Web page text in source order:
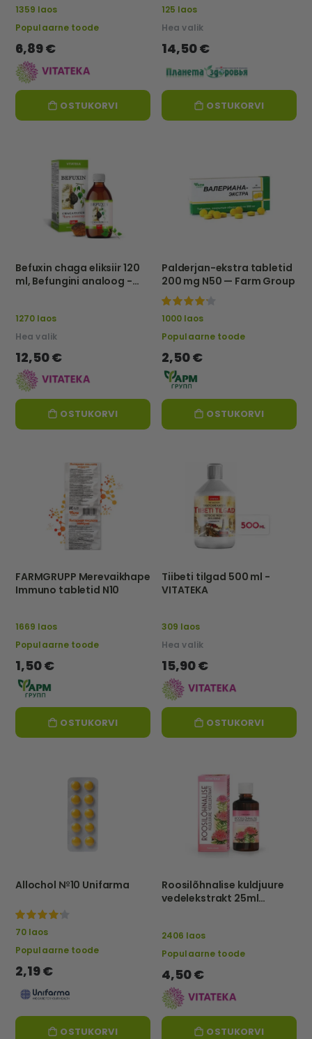
1359 laos
Populaarne toode
6,89 €
OSTUKORVI
125 laos
Hea valik
14,50 €
OSTUKORVI
Befuxin chaga eliksiir 120
ml, Befungini analoog -
1270 laos
Hea valik
12,50 €
OSTUKORVI
Palderjan-ekstra tabletid
200 mg N50 — Farm Group
100%
1000 laos
Populaarne toode
2,50 €
OSTUKORVI
FARMGRUPP Merevaikhape
Immuno tabletid N10
1669 laos
Populaarne toode
1,50 €
OSTUKORVI
Tiibeti tilgad 500 ml -
VITATEKA
309 laos
Hea valik
15,90 €
OSTUKORVI
Allochol №10 Unifarma
70 laos
Populaarne toode
2,19 €
OSTUKORVI
Roosilõhnalise kuldjuure
vedelekstrakt 25ml
2406 laos
Populaarne toode
4,50 €
OSTUKORVI